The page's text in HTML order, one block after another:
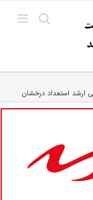
ارشد استعداد درخشان